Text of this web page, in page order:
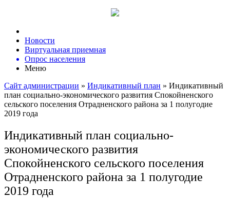
Новости
Виртуальная приемная
Опрос населения
Меню
Сайт администрации » Индикативный план » Индикативный
план социально-экономического развития Спокойненского
сельского поселения Отрадненского района за 1 полугодие
2019 года
Индикативный план социально-
экономического развития
Спокойненского сельского поселения
Отрадненского района за 1 полугодие
2019 года